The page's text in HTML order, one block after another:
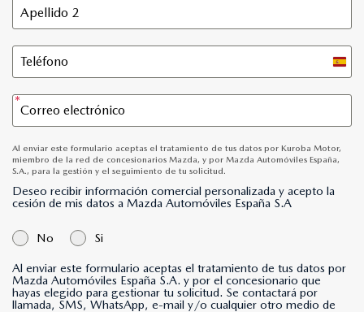
Spain
+34
Al enviar este formulario aceptas el tratamiento de tus datos por Kuroba Motor,
miembro de la red de concesionarios Mazda, y por Mazda Automóviles España,
S.A., para la gestión y el seguimiento de tu solicitud.
Deseo recibir información comercial personalizada y acepto la
cesión de mis datos a Mazda Automóviles España S.A
No Si
Al enviar este formulario aceptas el tratamiento de tus datos por
Mazda Automóviles España S.A. y por el concesionario que
hayas elegido para gestionar tu solicitud. Se contactará por
llamada, SMS, WhatsApp, e-mail y/o cualquier otro medio de